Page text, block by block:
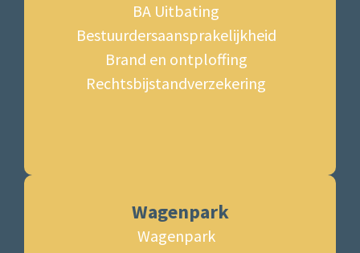
BA Uitbating
Bestuurdersaansprakelijkheid
Brand en ontploffing
Rechtsbijstandverzekering
Wagenpark
Wagenpark